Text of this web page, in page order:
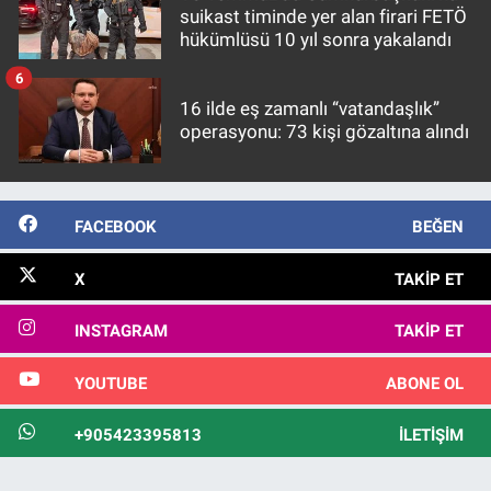
suikast timinde yer alan firari FETÖ
hükümlüsü 10 yıl sonra yakalandı
16 ilde eş zamanlı “vatandaşlık”
operasyonu: 73 kişi gözaltına alındı
6
FACEBOOK BEĞEN
X TAKIP ET
INSTAGRAM TAKIP ET
YOUTUBE ABONE OL
+905423395813 İLETIŞIM